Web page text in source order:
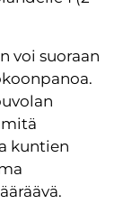
voi suoraan
mitä
kuntien